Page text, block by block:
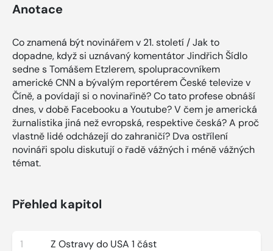
Anotace
Co znamená být novinářem v 21. století / Jak to
dopadne, když si uznávaný komentátor Jindřich Šídlo
sedne s Tomášem Etzlerem, spolupracovníkem
americké CNN a bývalým reportérem České televize v
Číně, a povídají si o novinařině? Co tato profese obnáší
dnes, v době Facebooku a Youtube? V čem je americká
žurnalistika jiná než evropská, respektive česká? A proč
vlastně lidé odcházejí do zahraničí? Dva ostřílení
novináři spolu diskutují o řadě vážných i méně vážných
témat.
Přehled kapitol
1 Z Ostravy do USA 1 část